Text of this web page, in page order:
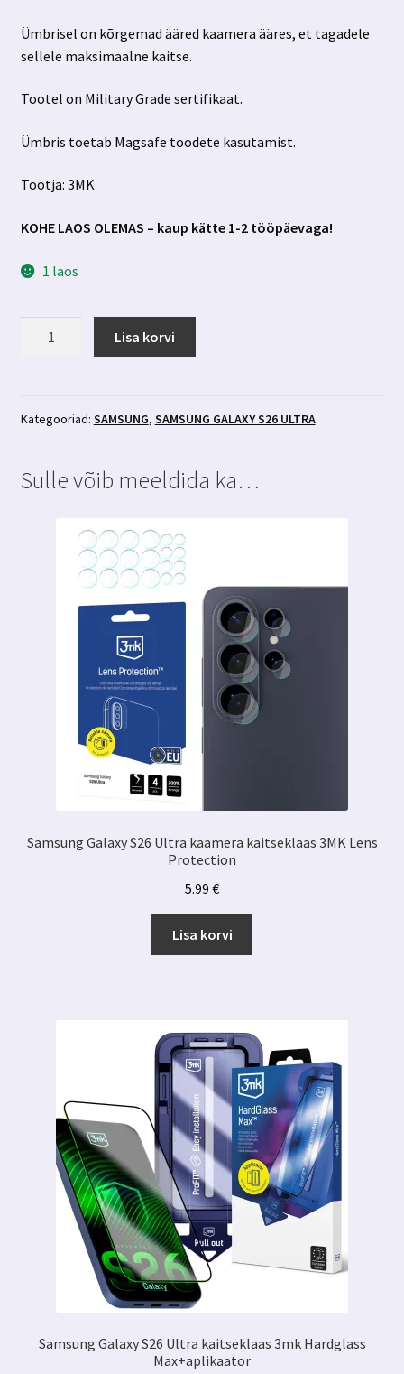
Ümbrisel on kõrgemad ääred kaamera ääres, et tagadele
sellele maksimaalne kaitse.
Tootel on Military Grade sertifikaat.
Ümbris toetab Magsafe toodete kasutamist.
Tootja: 3MK
KOHE LAOS OLEMAS – kaup kätte 1-2 tööpäevaga!
1 laos
ümbris
roheline
Lisa korvi
Kategooriad: SAMSUNG, SAMSUNG GALAXY S26 ULTRA
Sulle võib meeldida ka…
Samsung Galaxy S26 Ultra kaamera kaitseklaas 3MK Lens
Protection
5.99 €
Lisa korvi
Samsung Galaxy S26 Ultra kaitseklaas 3mk Hardglass
Max+aplikaator